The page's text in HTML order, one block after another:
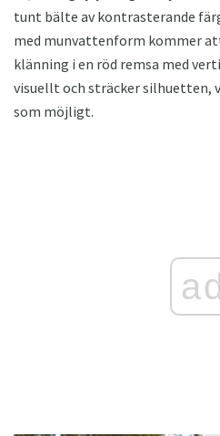
tunt bälte av kontrasterande
med munvattenform kommer
klänning i en röd remsa med
visuellt och sträcker silhuetten,
som möjligt.